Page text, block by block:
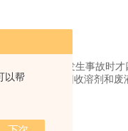
以帮
方法，避免发生事故时才
别不可忽略回收溶剂和废